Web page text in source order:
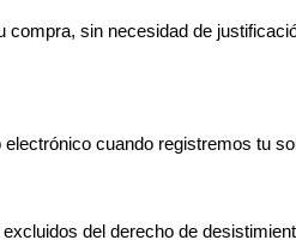
sin necesidad de
cuando registremos tu
del derecho de